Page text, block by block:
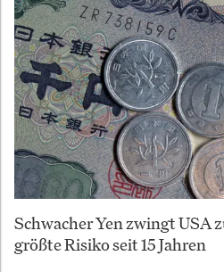
Schwacher Yen zwingt USA
größte Risiko seit 15 Jahren